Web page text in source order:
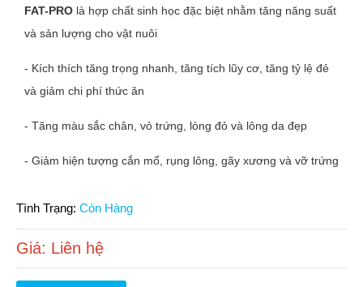
FAT-PRO là hợp chất sinh học đặc biệt nhằm tăng năng suất
và sản lượng cho vật nuôi
- Kích thích tăng trọng nhanh, tăng tích lũy cơ, tăng tỷ lệ đẻ
và giảm chi phí thức ăn
- Tăng màu sắc chân, vỏ trứng, lòng đỏ và lông da đẹp
- Giảm hiện tượng cắn mổ, rụng lông, gãy xương và vỡ trứng
Tình Trạng: Còn Hàng
Giá: Liên hệ